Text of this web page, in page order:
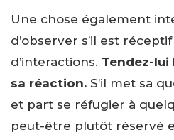
Une chose également
d’observer s’il est
d’interactions. Tendez-lui
sa réaction. S’il met sa
et part se réfugier à
peut-être plutôt réservé